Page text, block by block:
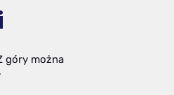
góry można